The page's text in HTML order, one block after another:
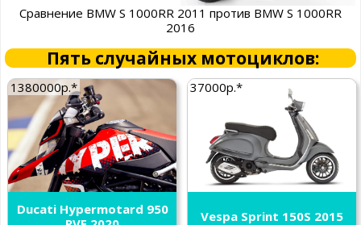
Сравнение BMW S 1000RR 2011 против BMW S 1000RR
2016
Пять случайных мотоциклов:
1380000р.*
Ducati Hypermotard 950
37000р.*
Vespa Sprint 150S 2015